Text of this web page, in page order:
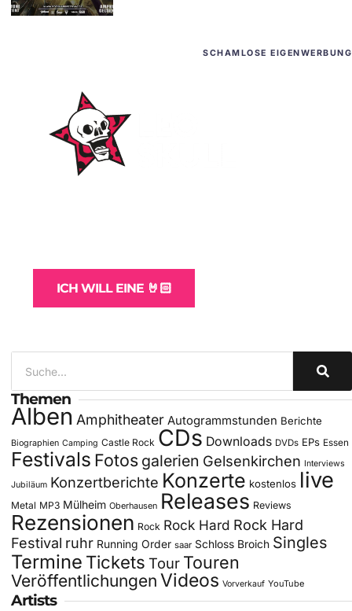
SCHAMLOSE EIGENWERBUNG
ICH WILL EINE 🤘🏻
Themen
Alben Amphitheater Autogrammstunden Berichte
Biographien Camping Castle Rock CDs Downloads DVDs EPs Essen
Festivals Fotos galerien Gelsenkirchen Interviews
Jubiläum Konzertberichte Konzerte kostenlos live
Metal MP3 Mülheim Oberhausen Releases Reviews
Rezensionen Rock Rock Hard Rock Hard
Festival ruhr Running Order saar Schloss Broich Singles
Termine Tickets Tour Touren
Veröffentlichungen Videos Vorverkauf YouTube
Artists